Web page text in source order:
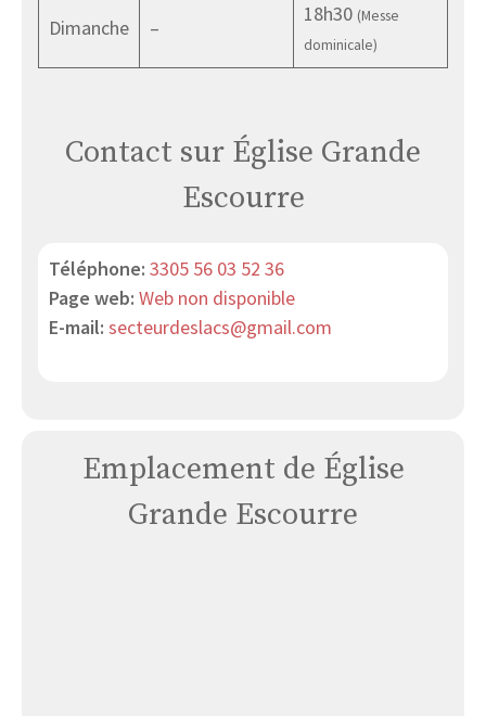
Dimanche –
18h30 (Messe
dominicale)
Contact sur Église Grande
Escourre
Téléphone: 3305 56 03 52 36
Page web: Web non disponible
E-mail: secteurdeslacs@gmail.com
Emplacement de Église
Grande Escourre